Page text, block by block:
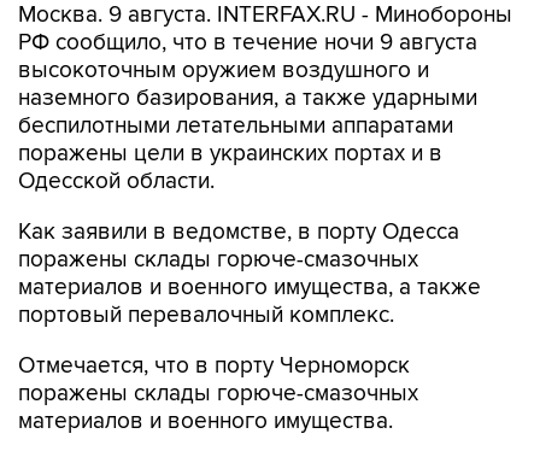
Москва. 9 августа. INTERFAX.RU - Минобороны
РФ сообщило, что в течение ночи 9 августа
высокоточным оружием воздушного и
наземного базирования, а также ударными
беспилотными летательными аппаратами
поражены цели в украинских портах и в
Одесской области.
Как заявили в ведомстве, в порту Одесса
поражены склады горюче-смазочных
материалов и военного имущества, а также
портовый перевалочный комплекс.
Отмечается, что в порту Черноморск
поражены склады горюче-смазочных
материалов и военного имущества.